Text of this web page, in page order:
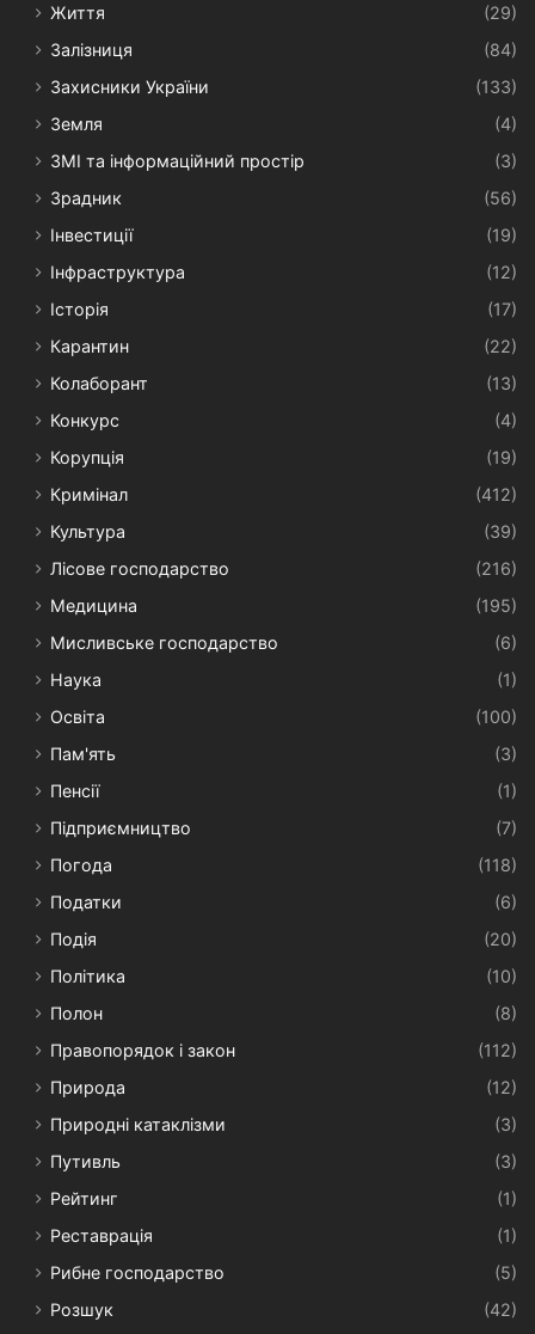
Життя
(29)
Залізниця
(84)
Захисники України
(133)
Земля
(4)
ЗМІ та інформаційний простір
(3)
Зрадник
(56)
Інвестиції
(19)
Інфраструктура
(12)
Історія
(17)
Карантин
(22)
Колаборант
(13)
Конкурс
(4)
Корупція
(19)
Кримінал
(412)
Культура
(39)
Лісове господарство
(216)
Медицина
(195)
Мисливське господарство
(6)
Наука
(1)
Освіта
(100)
Пам'ять
(3)
Пенсії
(1)
Підприємництво
(7)
Погода
(118)
Податки
(6)
Подія
(20)
Політика
(10)
Полон
(8)
Правопорядок і закон
(112)
Природа
(12)
Природні катаклізми
(3)
Путивль
(3)
Рейтинг
(1)
Реставрація
(1)
Рибне господарство
(5)
Розшук
(42)